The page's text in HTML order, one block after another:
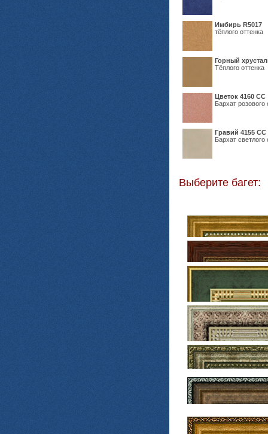
Имбирь R5017
тёплого оттенка
Горный
Тёплого оттенка
Цветок 4160 СС
Бархат розового
Гравий 4155 СС
Бархат светлого
Выберите багет: